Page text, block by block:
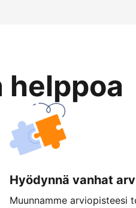
Hyödynnä vanhat
Muunnamme arviopisteesi